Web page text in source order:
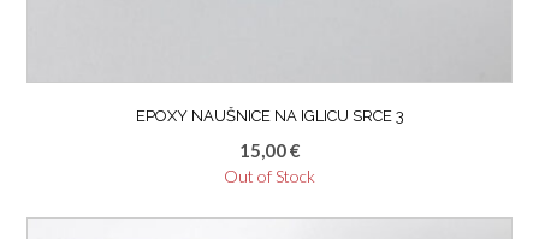
EPOXY NAUŠNICE NA IGLICU SRCE 3
15,00€
Out of Stock